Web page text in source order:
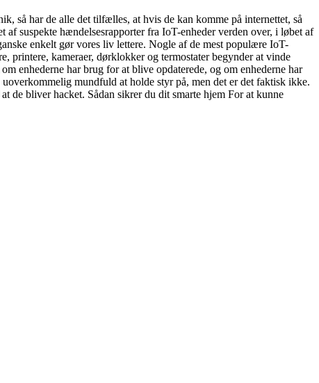
så har de alle det tilfælles, at hvis de kan komme på internettet, så
suspekte hændelsesrapporter fra IoT-enheder verden over, i løbet af
enkelt gør vores liv lettere. Nogle af de mest populære IoT-
printere, kameraer, dørklokker og termostater begynder at vinde
enhederne har brug for at blive opdaterede, og om enhederne har
mundfuld at holde styr på, men det er det faktisk ikke.
de bliver hacket. Sådan sikrer du dit smarte hjem For at kunne